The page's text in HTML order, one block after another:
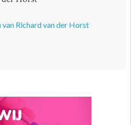
Richard van der Horst